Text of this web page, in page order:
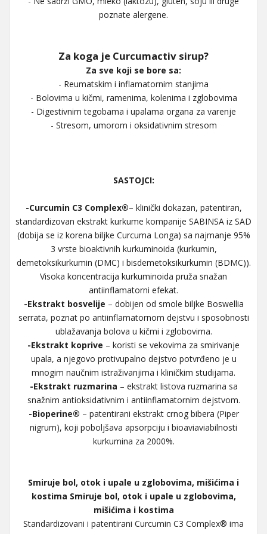
poznate alergene.
Za koga je Curcumactiv sirup?
Za sve koji se bore sa:
- Reumatskim i inflamatornim stanjima
- Bolovima u kičmi, ramenima, kolenima i zglobovima
- Digestivnim tegobama i upalama organa za varenje
- Stresom, umorom i oksidativnim stresom
SASTOJCI:
-Curcumin C3 Complex®– klinički dokazan, patentiran,
standardizovan ekstrakt kurkume kompanije SABINSA iz SAD
(dobija se iz korena biljke Curcuma Longa) sa najmanje 95%
3 vrste bioaktivnih kurkuminoida (kurkumin,
demetoksikurkumin (DMC) i bisdemetoksikurkumin (BDMC)).
Visoka koncentracija kurkuminoida pruža snažan
antiinflamatorni efekat.
-Ekstrakt bosvelije – dobijen od smole biljke Boswellia
serrata, poznat po antiinflamatornom dejstvu i sposobnosti
ublažavanja bolova u kičmi i zglobovima.
-Ekstrakt koprive – koristi se vekovima za smirivanje
upala, a njegovo protivupalno dejstvo potvrđeno je u
mnogim naučnim istraživanjima i kliničkim studijama.
-Ekstrakt ruzmarina – ekstrakt listova ruzmarina sa
snažnim antioksidativnim i antiinflamatornim dejstvom.
-Bioperine® – patentirani ekstrakt crnog bibera (Piper
nigrum), koji poboljšava apsorpciju i bioaviaviabilnosti
kurkumina za 2000%.
Smiruje bol, otok i upale u zglobovima, mišićima i
kostima Smiruje bol, otok i upale u zglobovima,
mišićima i kostima
Standardizovani i patentirani Curcumin C3 Complex® ima